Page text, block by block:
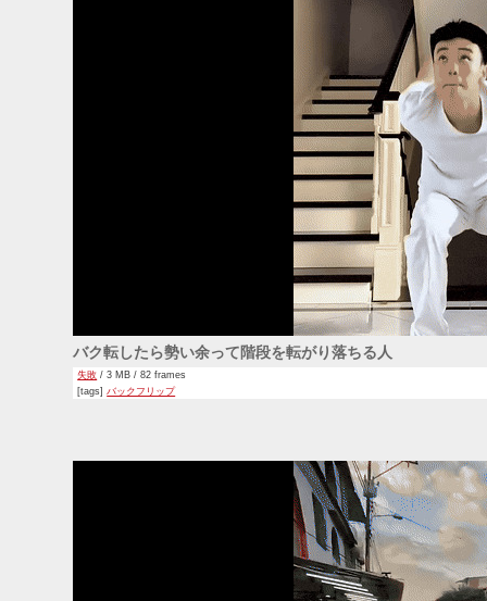
バク転したら勢い余って階段を転がり落ちる人
失敗 / 3 MB / 82 frames
[tags] バックフリップ